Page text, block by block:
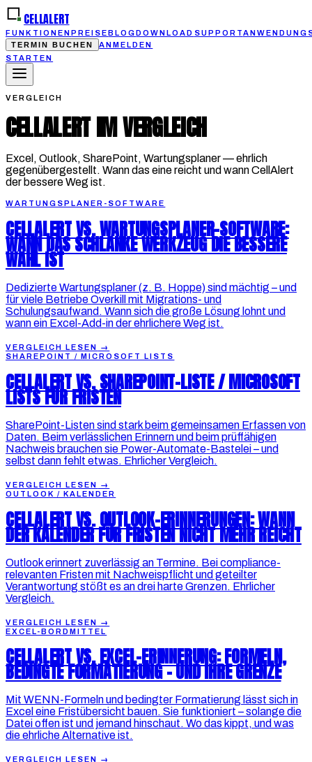
CELLALERT
FUNKTIONENPREISEBLOGDOWNLOAD SUPPORT
TERMIN BUCHEN
ANMELDEN
STARTEN
VERGLEICH
CELLALERT IM VERGLEICH
Excel, Outlook, SharePoint, Wartungsplaner — ehrlich
gegenübergestellt. Wann das eine reicht und wann CellAlert
der bessere Weg ist.
WARTUNGSPLANER-SOFTWARE
CELLALERT VS. WARTUNGSPLANER-SOFTWARE:
WANN DAS SCHLANKE WERKZEUG DIE BESSERE
WAHL IST
Dedizierte Wartungsplaner (z. B. Hoppe) sind mächtig – und
für viele Betriebe Overkill mit Migrations- und
Schulungsaufwand. Wann sich die große Lösung lohnt und
wann ein Excel-Add-in der ehrlichere Weg ist.
VERGLEICH LESEN →
SHAREPOINT / MICROSOFT LISTS
CELLALERT VS. SHAREPOINT-LISTE / MICROSOFT
LISTS FÜR FRISTEN
SharePoint-Listen sind stark beim gemeinsamen Erfassen von
Daten. Beim verlässlichen Erinnern und beim prüffähigen
Nachweis brauchen sie Power-Automate-Bastelei – und
selbst dann fehlt etwas. Ehrlicher Vergleich.
VERGLEICH LESEN →
OUTLOOK / KALENDER
CELLALERT VS. OUTLOOK-ERINNERUNGEN: WANN
DER KALENDER FÜR FRISTEN NICHT MEHR REICHT
Outlook erinnert zuverlässig an Termine. Bei compliance-
relevanten Fristen mit Nachweispflicht und geteilter
Verantwortung stößt es an drei harte Grenzen. Ehrlicher
Vergleich.
VERGLEICH LESEN →
EXCEL-BORDMITTEL
CELLALERT VS. EXCEL-ERINNERUNG: FORMELN,
BEDINGTE FORMATIERUNG – UND IHRE GRENZE
Mit WENN-Formeln und bedingter Formatierung lässt sich in
Excel eine Frist­übersicht bauen. Sie funktioniert – solange die
Datei offen ist und jemand hinschaut. Wo das kippt, und was
die ehrliche Alternative ist.
VERGLEICH LESEN
→